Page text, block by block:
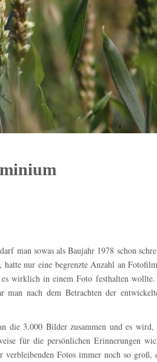
man sowas als Baujahr 1978 schon
nur eine begrenzte Anzahl an
wirklich in einem Foto festhalten wollte.
nach dem Betrachten der
die 3.000 Bilder zusammen und es wird,
für die persönlichen Erinnerungen
Fotos immer noch so groß,